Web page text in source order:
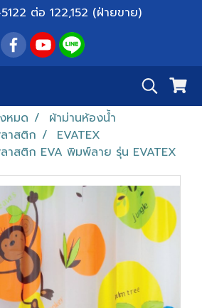
ต่อ 122,152 (ฝ่ายขาย)
หมด
ผ้าม่านห้องน้ำ
าสติก
EVATEX
าสติก EVA พิมพ์ลาย รุ่น EVATEX